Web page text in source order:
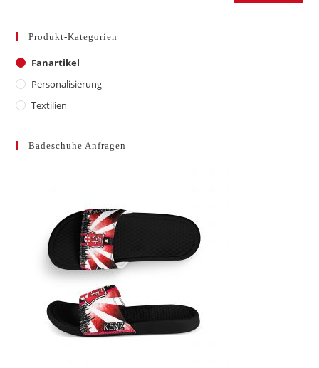
Produkt-Kategorien
Fanartikel
Personalisierung
Textilien
Badeschuhe Anfragen